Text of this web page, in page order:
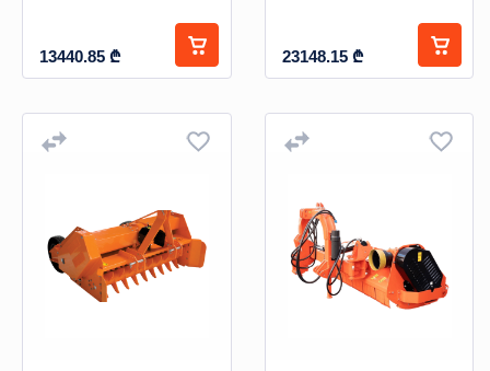
13440.85 ₾ 23148.15 ₾